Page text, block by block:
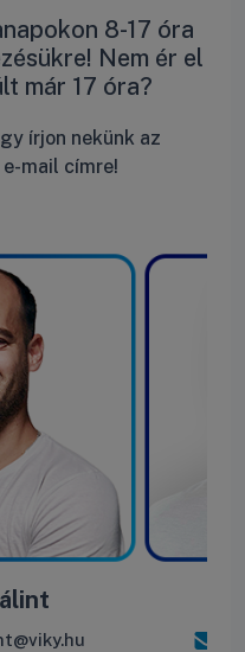
8-17 óra
Nem ér el
már 17 óra?
írjon nekünk az
e-mail címre!